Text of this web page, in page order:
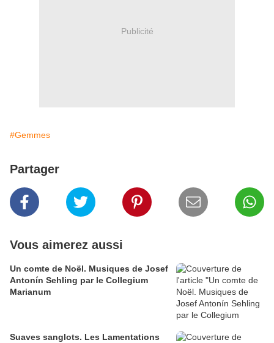
Publicité
#Gemmes
Partager
Vous aimerez aussi
Un comte de Noël. Musiques de Josef
Antonín Sehling par le Collegium
Marianum
Suaves sanglots. Les Lamentations